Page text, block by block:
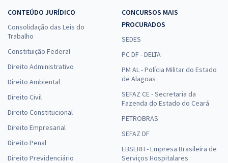
CONTEÚDO JURÍDICO
Consolidação das Leis do
Trabalho
Constituição Federal
Direito Administrativo
Direito Ambiental
Direito Civil
Direito Constitucional
Direito Empresarial
Direito Penal
Direito Previdenciário
CONCURSOS MAIS
PROCURADOS
SEDES
PC DF - DELTA
PM AL - Polícia Militar do Estado
de Alagoas
SEFAZ CE - Secretaria da
Fazenda do Estado do Ceará
PETROBRAS
SEFAZ DF
EBSERH - Empresa Brasileira de
Serviços Hospitalares